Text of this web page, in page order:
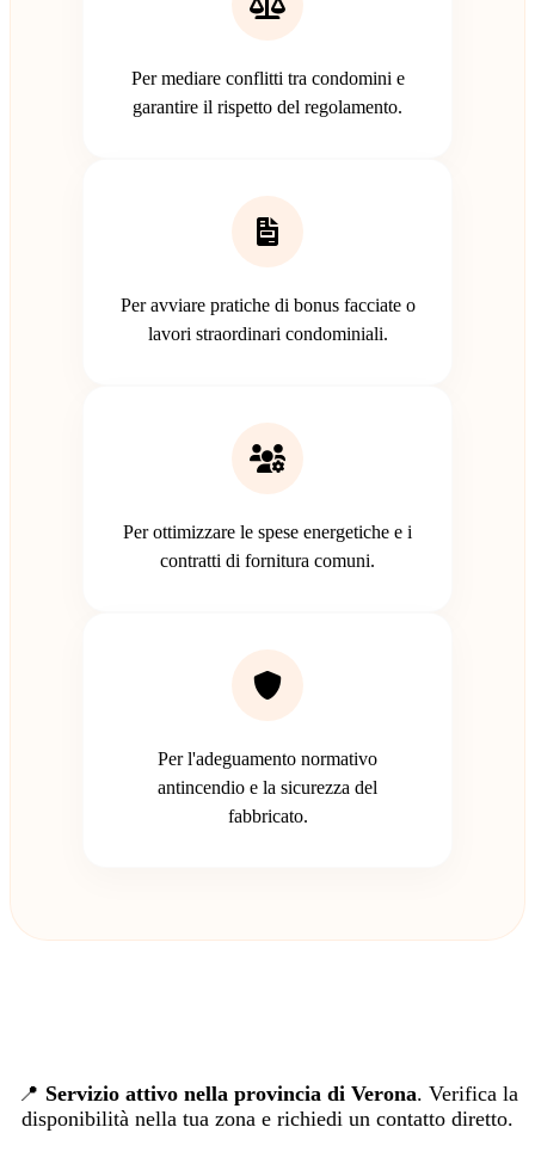
Per mediare conflitti tra condomini e
garantire il rispetto del regolamento.
Per avviare pratiche di bonus facciate o
lavori straordinari condominiali.
Per ottimizzare le spese energetiche e i
contratti di fornitura comuni.
Per l'adeguamento normativo
antincendio e la sicurezza del
fabbricato.
📍 Servizio attivo nella provincia di Verona. Verifica la
disponibilità nella tua zona e richiedi un contatto diretto.